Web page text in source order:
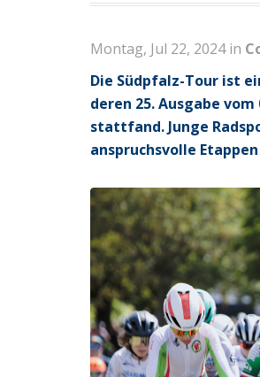
Montag, Jul 22, 2024 in
Die Südpfalz-Tour ist
deren 25. Ausgabe vom
stattfand. Junge
anspruchsvolle